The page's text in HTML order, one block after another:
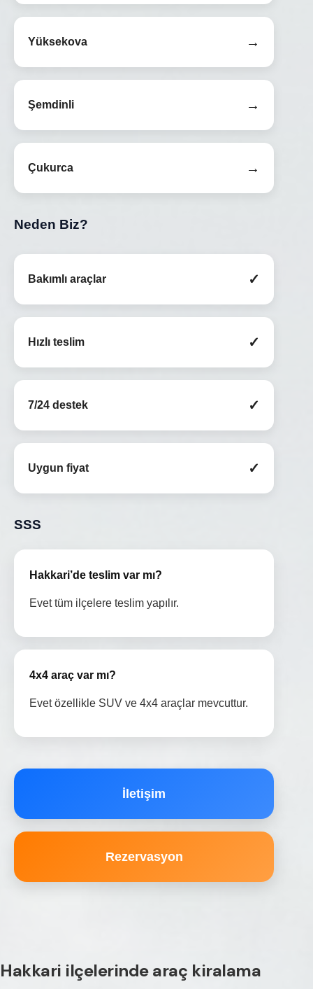
Yüksekova →
Şemdinli →
Çukurca →
Neden Biz?
Bakımlı araçlar ✓
Hızlı teslim ✓
7/24 destek ✓
Uygun fiyat ✓
SSS
Hakkari’de teslim var mı?
Evet tüm ilçelere teslim yapılır.
4x4 araç var mı?
Evet özellikle SUV ve 4x4 araçlar mevcuttur.
İletişim
Rezervasyon
Hakkari ilçelerinde araç kiralama